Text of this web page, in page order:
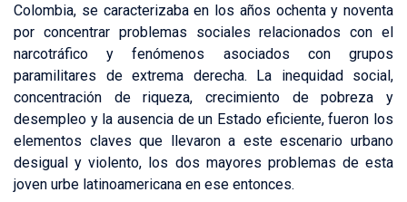
Colombia, se caracterizaba en los años ochenta y noventa
por concentrar problemas sociales relacionados con el
narcotráfico y fenómenos asociados con grupos
paramilitares de extrema derecha. La inequidad social,
concentración de riqueza, crecimiento de pobreza y
desempleo y la ausencia de un Estado eficiente, fueron los
elementos claves que llevaron a este escenario urbano
desigual y violento, los dos mayores problemas de esta
joven urbe latinoamericana en ese entonces.